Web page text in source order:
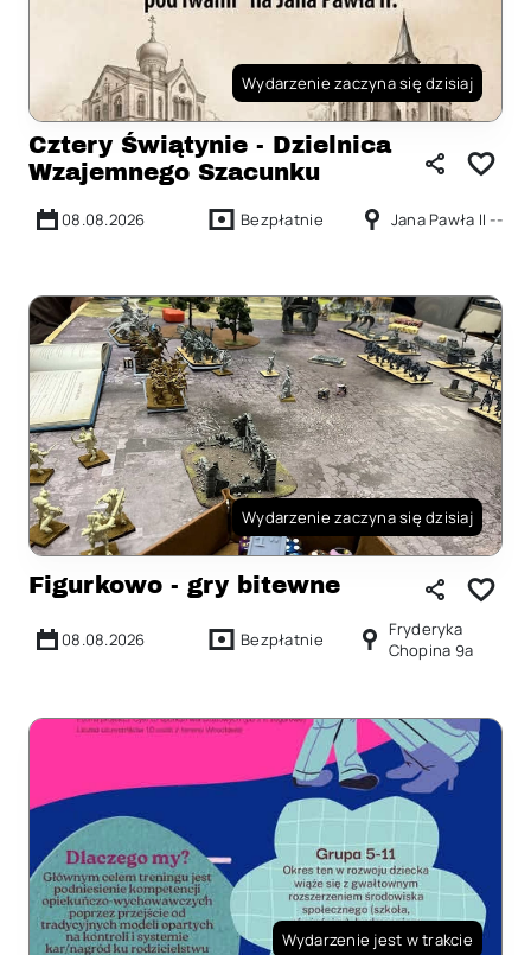
Wydarzenie zaczyna się dzisiaj
Cztery Świątynie - Dzielnica
Wzajemnego Szacunku
08.08.2026 Bezpłatnie Jana Pawła II --
Wydarzenie zaczyna się dzisiaj
Figurkowo - gry bitewne
08.08.2026 Bezpłatnie
Fryderyka
Chopina 9a
Wydarzenie jest w trakcie